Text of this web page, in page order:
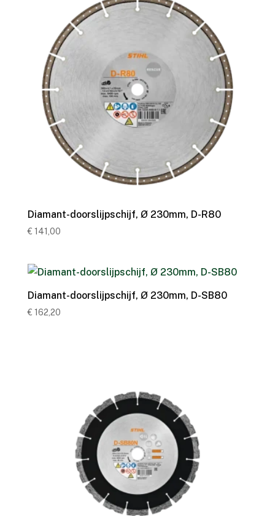
Diamant-doorslijpschijf, Ø 230mm, D-R80
€ 141,00
Diamant-doorslijpschijf, Ø 230mm, D-SB80
€ 162,20